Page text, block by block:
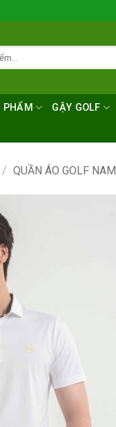
PHẨM GẬY GOLF
/ QUẦN ÁO GOLF NAM